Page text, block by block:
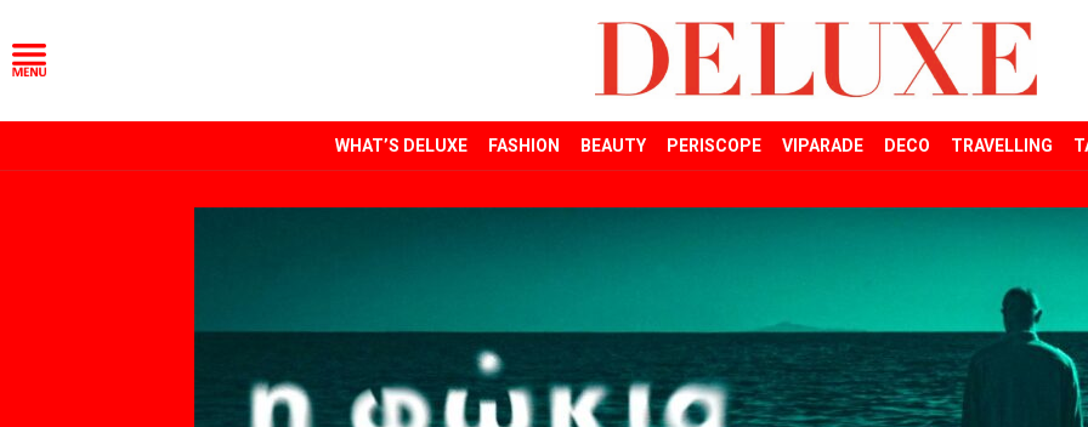
WHAT’S DELUXE FASHION BEAUTY PERISCOPE VIPARADE DECO TRAVELLING